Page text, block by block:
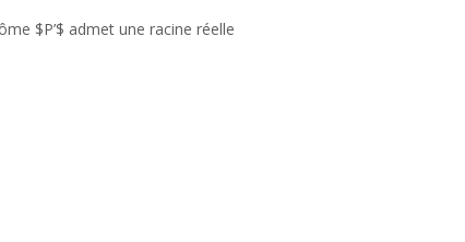
$P’$ admet une racine réelle